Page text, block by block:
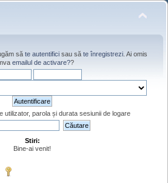
să te autentifici sau să te înregistrezi . Ai omis
emailul de activare??
utilizator, parola și durata sesiunii de logare
Stiri:
Bine-ai venit!